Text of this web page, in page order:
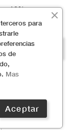
10% en tu
privacidad
para
de
Mas
Aceptar